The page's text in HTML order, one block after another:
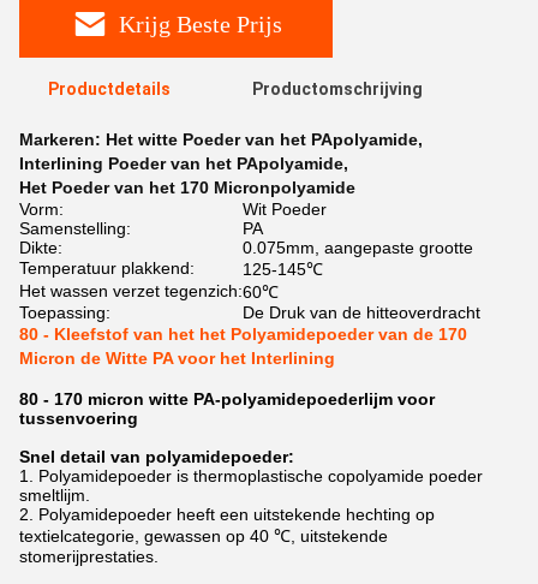
Krijg Beste Prijs
Productdetails Productomschrijving
Markeren: Het witte Poeder van het PApolyamide,
Interlining Poeder van het PApolyamide,
Het Poeder van het 170 Micronpolyamide
Vorm:
Wit Poeder
Samenstelling:
PA
Dikte:
0.075mm, aangepaste grootte
Temperatuur plakkend:
125-145℃
Het wassen verzet tegenzich:60℃
Toepassing:
De Druk van de hitteoverdracht
80 - Kleefstof van het het Polyamidepoeder van de 170
Micron de Witte PA voor het Interlining
80 - 170 micron witte PA-polyamidepoederlijm voor
tussenvoering
Snel detail van polyamidepoeder:
1. Polyamidepoeder is thermoplastische copolyamide poeder
smeltlijm.
2. Polyamidepoeder heeft een uitstekende hechting op
textielcategorie, gewassen op 40 ℃, uitstekende
stomerijprestaties.